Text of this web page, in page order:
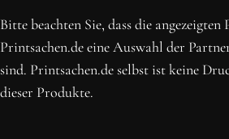
Bitte beachten Sie, dass die
Printsachen.de eine Auswahl der
sind. Printsachen.de selbst ist keine
dieser Produkte.